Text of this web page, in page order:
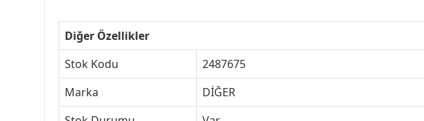
Diğer Özellikler
Stok Kodu
2487675
Marka
DİĞER